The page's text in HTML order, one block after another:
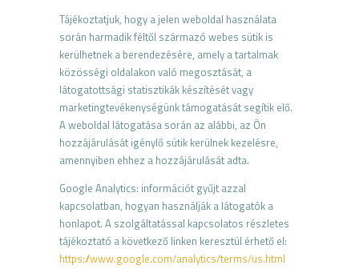
Tájékoztatjuk, hogy a jelen weboldal használata
során harmadikféltől származó webes sütik is
kerülhetnek a berendezésére, amely a tartalmak
közösségi oldalakon való megosztását, a
látogatottsági statisztikák készítését vagy
marketingtevékenységünk támogatását segítik elő.
A weboldal látogatása során az alábbi, az Ön
hozzájárulását igénylő sütik kerülnek kezelésre,
amennyiben ehhez a hozzájárulását adta.
Google Analytics: információt gyűjt azzal
kapcsolatban, hogyan használják a látogatók a
honlapot. A szolgáltatással kapcsolatos részletes
tájékoztató a következő linken keresztül érhető el:
https://www.google.com/analytics/terms/us.html